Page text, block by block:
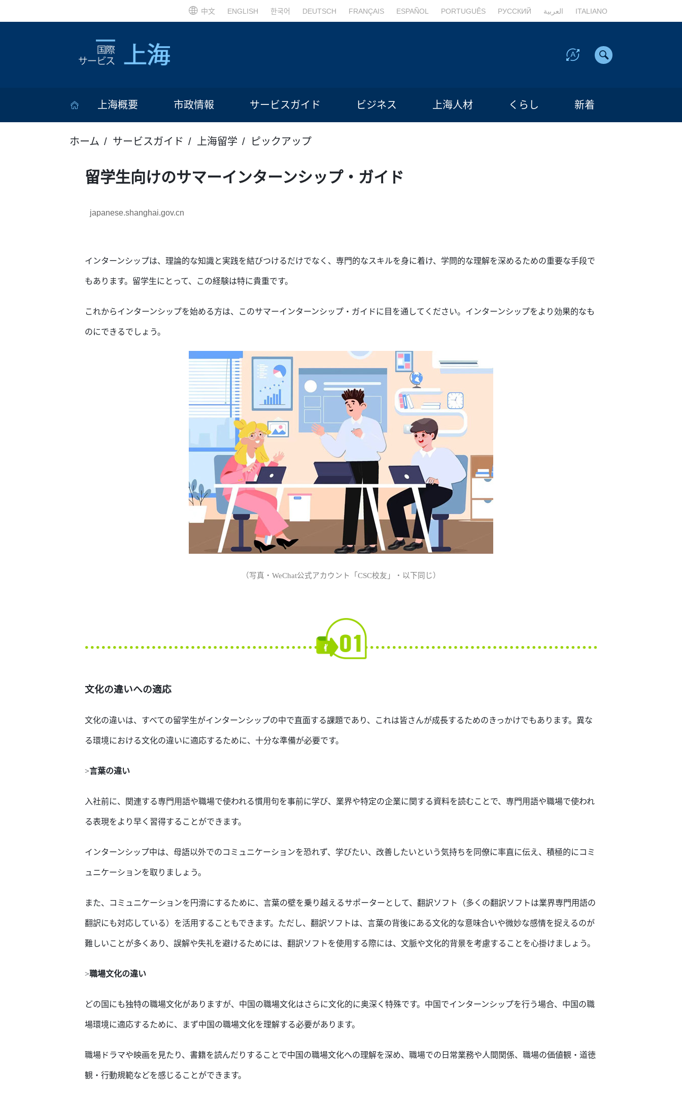
中文 ENGLISH 한국어 DEUTSCH FRANÇAIS ESPAÑOL PORTUGUÊS РУССКИЙ العربية ITALIANO
上海概要 市政情報 サービスガイド ビジネス 上海人材 くらし 新着
ホーム サービスガイド 上海留学 ピックアップ
留学生向けのサマーインターンシップ・ガイド
japanese.shanghai.gov.cn
インターンシップは、理論的な知識と実践を結びつけるだけでなく 、専門的な スキルを身に着け、 学問的な理解を深めるための重要な手段で
もあります。 留学生にとって、こ の経験は特に貴重です。
これからインターンシップを始める方は、 このサマーインターンシップ ・ガイドに目を通して ください。 インターンシップをより効果的なも
のにできるでしょう。
（写真・ WeChat公式アカウント「CSC校友」・以下同じ ）
文化の違いへの適応
文化の違いは、すべての留学生がインターンシップの中で直面する課題であり、 これは皆さんが成長するためのきっかけでもあります。異な
る環境における文化の違いに適応するために、十分な準備が必要です。
>言葉の違い
入社前に、 関連する専門用語や職場で使われる慣用句を事前に学び、業界や特定の企業に関する資料を読むことで、専門用語や職場で使われ
る表現を より早く 習得することができます。
インターンシップ中は、 母語以外でのコミュニケーションを恐れず、学びたい、 改善したい という気持ちを同僚に率直に伝え、積極的にコミ
ュニケーションを取りましょう。
また、 コミュニケーションを 円滑にするために、言葉の壁を乗り越えるサポーターとして、翻訳ソフト（多く の翻訳ソフトは業界専門用語の
翻訳にも対応している）を活用することもできます。ただし、翻訳ソフトは、言葉の背後にある文化的な意味合いや微妙な感情を捉えるのが
難しいことが多く あり、誤解や失礼を避けるためには、翻訳ソフトを使用する際には、 文脈や文化的背景を考慮する ことを心掛けましょう。
>職場文化の違い
どの 国 にも独特の職場文化があり ますが、中国の職場文化はさらに文化的に奥深 く特殊です。中国でインターンシップを行う場合、 中国の職
場環境に適応するために、 まず中国の職場文化を理解する必要があり ます。
職場ドラマや映画を 見たり、書籍を読んだりすることで中国の職場文化への理解を深め、職場での日常業務や人間関係、 職場の価値観・道徳
観・行動規範などを感じることができます。